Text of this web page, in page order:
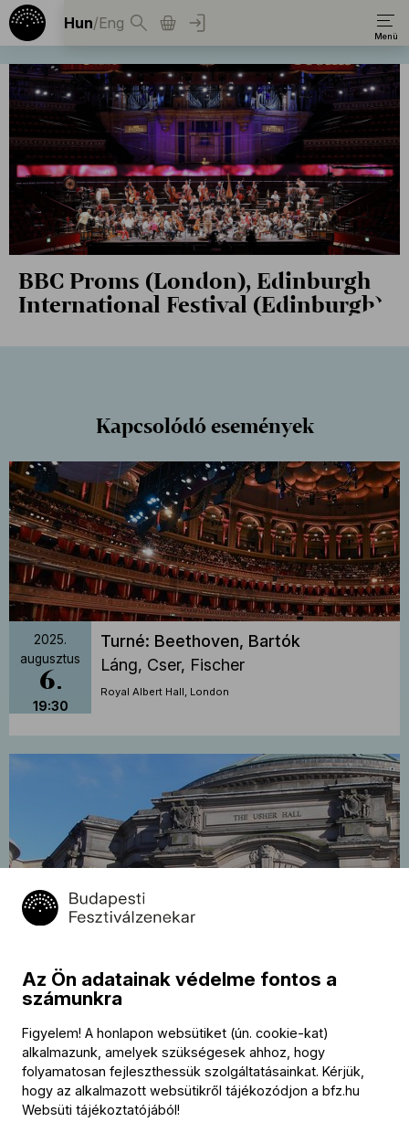
Hun/Eng
BBC Proms (London), Edinburgh
International Festival (Edinburgh)
Kapcsolódó események
2025.
augusztus
6
19:30
Turné: Beethoven, Bartók
Láng, Cser, Fischer
Royal Albert Hall, London
8
19:30
Usher Hall, Edinburgh
Az Ön adatainak védelme fontos a
számunkra
Figyelem! A honlapon websütiket (ún. cookie-kat)
alkalmazunk, amelyek szükségesek ahhoz, hogy
folyamatosan fejleszthessük szolgáltatásainkat. Kérjük,
hogy az alkalmazott websütikről tájékozódjon a bfz.hu
Websüti tájékoztatójából!